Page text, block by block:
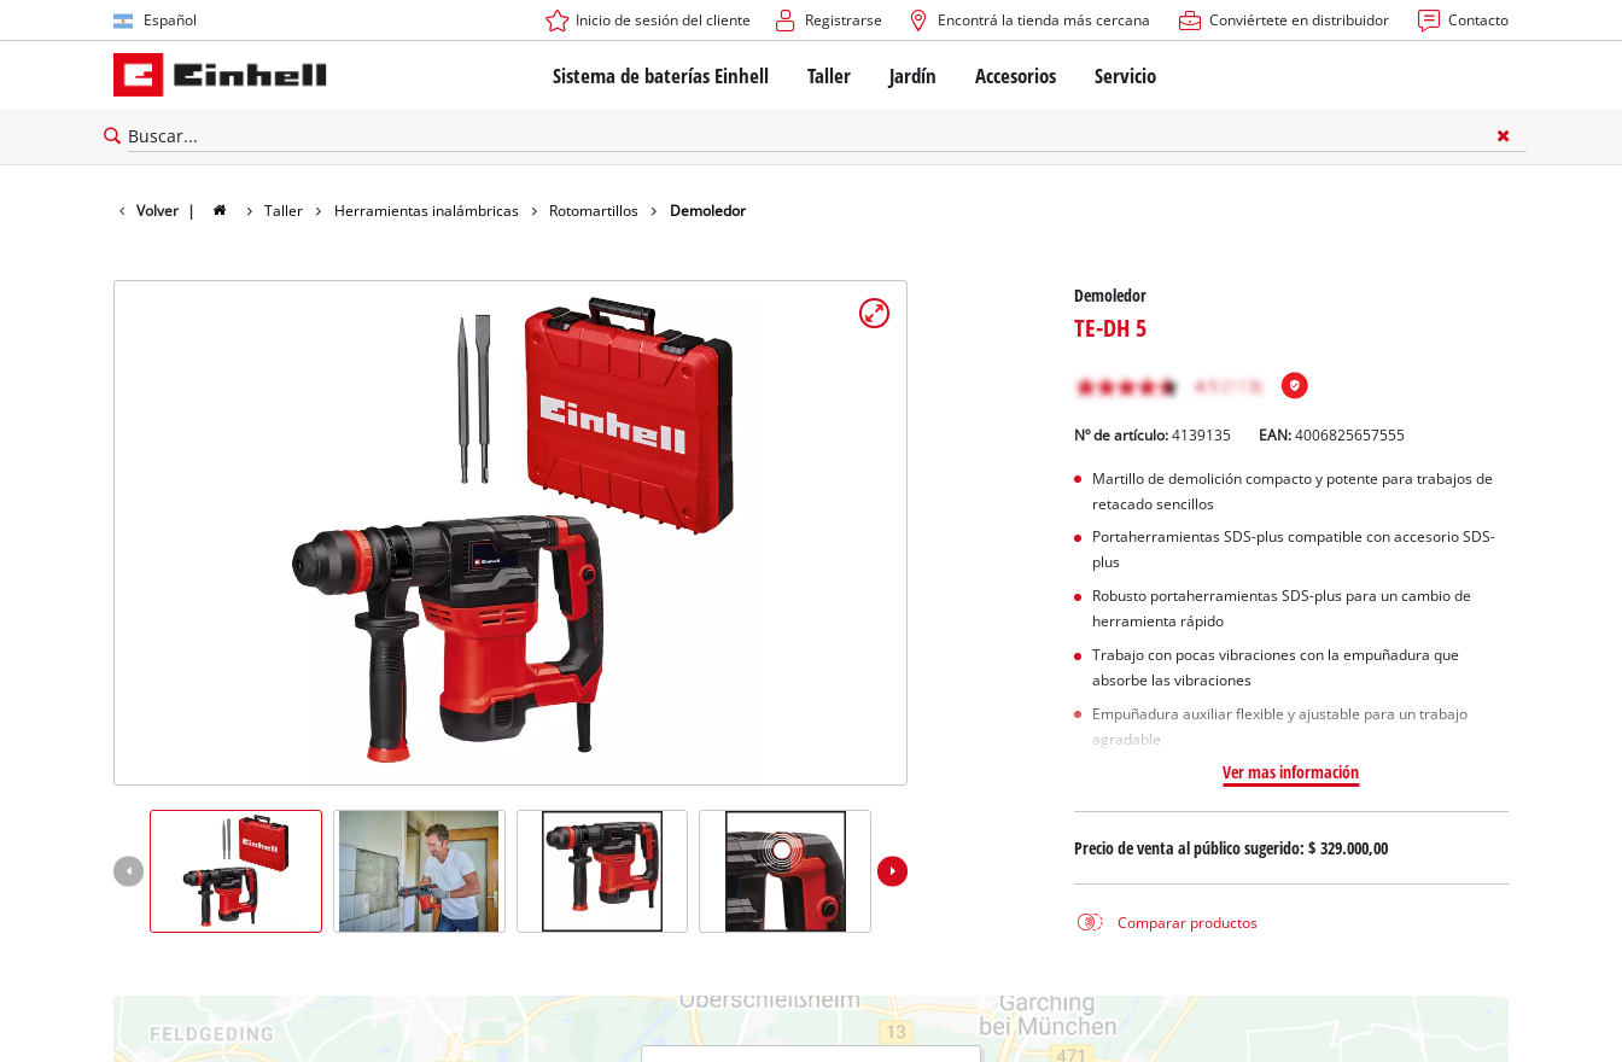
Español
Español
English
Inicio de sesión del cliente Registrarse Encontrá la tienda más cercana Conviértete en distribuidor Contacto
Sistema de baterías Einhell
El sistema de baterías Power X-Change
Sobre Einhell PROFESSIONAL
Todos los dispositivos PROFESSIONAL
Herramientas eléctricas PROFESSIONAL
Herramientas de jardín PROFESSIONAL
Todos los productos Power X-Change
Herramientas Power X-Change
Herramientas de jardín Power X-Change
Taller
Atornilladores inalámbricos
Taladros de columna
Routers para madera
Sierras Ingletadoras
Sierras de Mesa
Sierras de cinta
Compresores
Jardín
Cortadoras de césped a batería
Cortadoras de césped manuales
Bombas sumergibles para agua limpia
Bombas de profundidad para pozos
Accesorios Servicio
Volver | Taller Herramientas inalámbricas Rotomartillos Demoledor
Demoledor
TE-DH 5
Nº de artículo: 4139135 EAN:4006825657555
Martillo de demolición compacto y potente para trabajos de
retacado sencillos
Portaherramientas SDS-plus compatible con accesorio SDS-
plus
Robusto portaherramientas SDS-plus para un cambio de
herramienta rápido
Trabajo con pocas vibraciones con la empuñadura que
absorbe las vibraciones
Empuñadura auxiliar flexible y ajustable para un trabajo
agradable
Ver mas información
Precio de venta al público sugerido: $ 329.000,00
Comparar productos